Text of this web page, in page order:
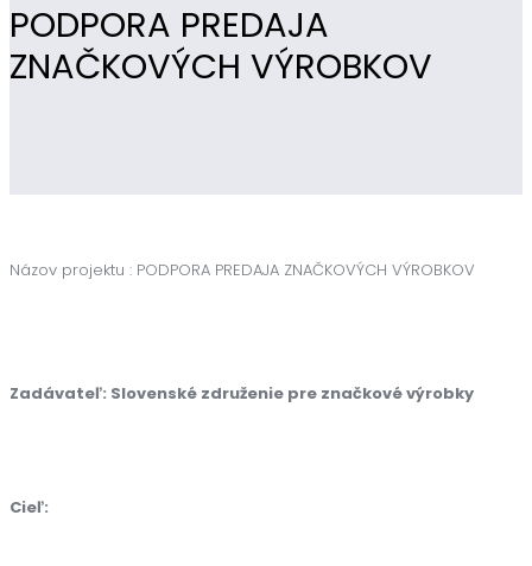
PODPORA PREDAJA
ZNAČKOVÝCH VÝROBKOV
Názov projektu : PODPORA PREDAJA ZNAČKOVÝCH VÝROBKOV
Zadávateľ: Slovenské združenie pre značkové výrobky
Cieľ: